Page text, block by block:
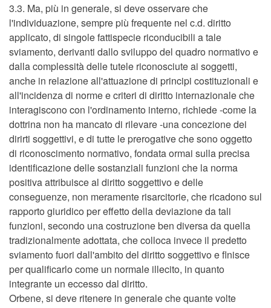
3.3. Ma, più in generale, si deve osservare che
l'individuazione, sempre più frequente nel c.d. diritto
applicato, di singole fattispecie riconducibili a tale
sviamento, derivanti dallo sviluppo del quadro normativo e
dalla complessità delle tutele riconosciute ai soggetti,
anche in relazione all'attuazione di principi costituzionali e
all'incidenza di norme e criteri di diritto internazionale che
interagiscono con l'ordinamento interno, richiede -come la
dottrina non ha mancato di rilevare -una concezione dei
dirirti soggettivi, e di tutte le prerogative che sono oggetto
di riconoscimento normativo, fondata ormai sulla precisa
identificazione delle sostanziali funzioni che la norma
positiva attribuisce al diritto soggettivo e delle
conseguenze, non meramente risarcitorie, che ricadono sul
rapporto giuridico per effetto della deviazione da tali
funzioni, secondo una costruzione ben diversa da quella
tradizionalmente adottata, che colloca invece il predetto
sviamento fuori dall'ambito del diritto soggettivo e flnisce
per qualificarlo come un normale illecito, in quanto
integrante un eccesso dal diritto.
Orbene, si deve ritenere in generale che quante volte